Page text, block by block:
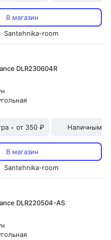
В магазин
Santehnika-room
DLR230604R
• от 350 ₽ Наличными
В магазин
Santehnika-room
DLR220504-AS